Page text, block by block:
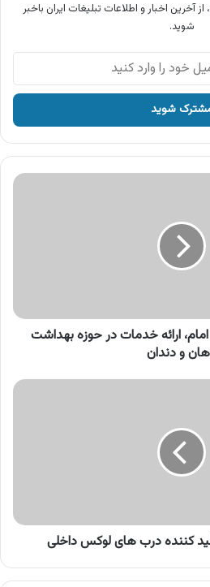
آخرین اخبار و اطلاعات تبلیغات ایران باخبر
شوید.
ارائه خدمات در حوزه بهداشت
و دندان
کننده درب های لوکس داخلی